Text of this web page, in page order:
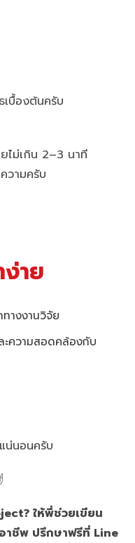
เบื้องต้นครับ
ไม่เกิน 2–3 นาที
วามครับ
าย
างงานวิจัย
ความสอดคล้องกับ
น่นอนครับ
ให้พี่ช่วยเขียน
าชีพ ปรึกษาฟรีที่ Line